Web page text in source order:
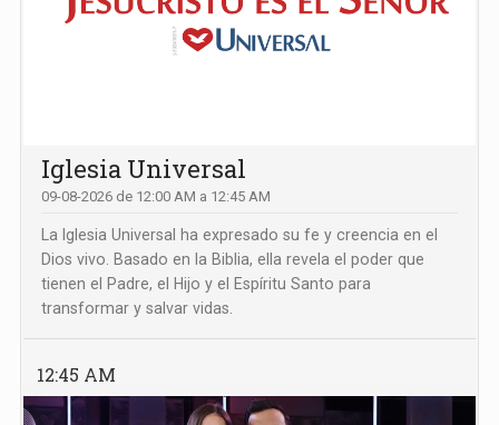
Iglesia Universal
09-08-2026 de 12:00 AM a 12:45 AM
La Iglesia Universal ha expresado su fe y creencia en el
Dios vivo. Basado en la Biblia, ella revela el poder que
tienen el Padre, el Hijo y el Espíritu Santo para
transformar y salvar vidas.
12:45 AM